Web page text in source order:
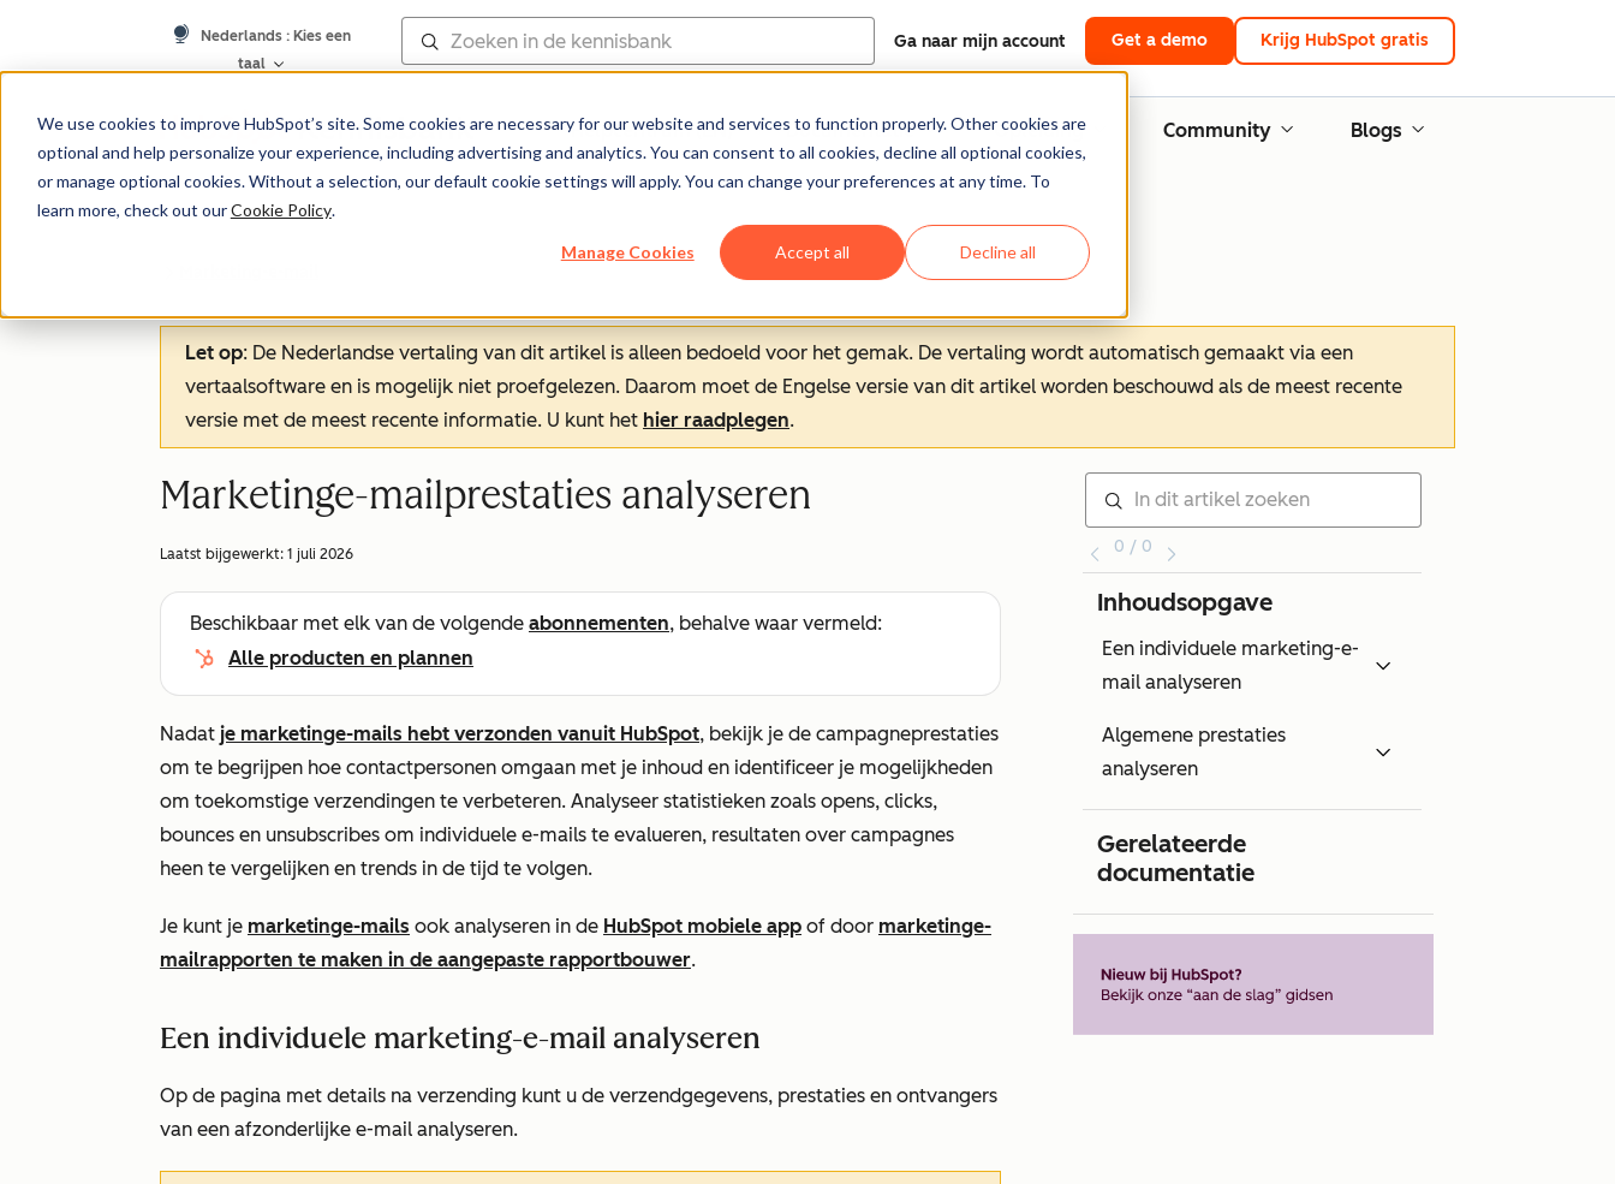
We use cookies to improve HubSpot’s site. Some cookies are necessary for our website and services to function properly. Other cookies are
optional and help personalize your experience, including advertising and analytics. You can consent to all cookies, decline all optional cookies,
or manage optional cookies. Without a selection, our default cookie settings will apply. You can change your preferences at any time. To
learn more, check out ourCookie Policy.
Manage Cookies Accept all Decline all
Nederlands : Kies een
taal
Ga naar mijn account Get a demo Krijg HubSpot gratis
Kennisbank Helpcentrum (EN) Documentatie Opleiding Community Blogs
Let op: De Nederlandse vertaling van dit artikel is alleen bedoeld voor het gemak. De vertaling wordt automatisch gemaakt via een
vertaalsoftware en is mogelijk niet proefgelezen. Daarom moet de Engelse versie van dit artikel worden beschouwd als de meest recente
versie met de meest recente informatie. U kunt het hier raadplegen.
Marketinge-mailprestaties analyseren
Laatst bijgewerkt: 1 juli 2026
Beschikbaar met elk van de volgende abonnementen, behalve waar vermeld:
Alle producten en plannen
Nadat je marketinge-mails hebt verzonden vanuit HubSpot, bekijk je de campagneprestaties
om te begrijpen hoe contactpersonen omgaan met je inhoud en identificeer je mogelijkheden
om toekomstige verzendingen te verbeteren. Analyseer statistieken zoals opens, clicks,
bounces en unsubscribes om individuele e-mails te evalueren, resultaten over campagnes
heen te vergelijken en trends in de tijd te volgen.
Je kunt je marketinge-mails ook analyseren in de HubSpot mobiele app of door marketinge-
mailrapporten te maken in de aangepaste rapportbouwer.
Een individuele marketing-e-mail analyseren
Op de pagina met details na verzending kunt u de verzendgegevens, prestaties en ontvangers
van een afzonderlijke e-mail analyseren.
0 / 0
Inhoudsopgave
Een individuele marketing-e-
mail analyseren
Algemene prestaties
analyseren
Gerelateerde
documentatie